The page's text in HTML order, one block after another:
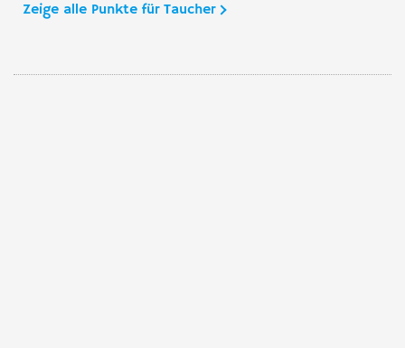
Zeige alle Punkte für Taucher